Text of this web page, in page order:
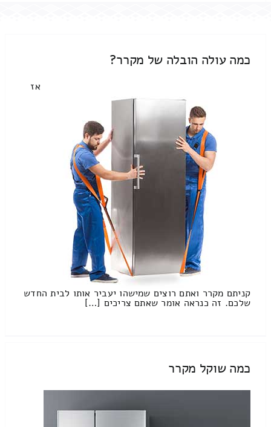
כמה עולה הובלה של מקרר?
אז
קניתם מקרר ואתם רוצים שמישהו יעביר אותו לבית החדש
שלכם. זה כנראה אומר שאתם צריכים […]
כמה שוקל מקרר